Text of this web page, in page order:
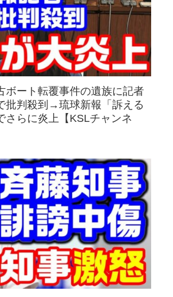
ボート転覆事件の遺族に記者
批判殺到→琉球新報「訴える
さらに炎上【KSLチャンネ